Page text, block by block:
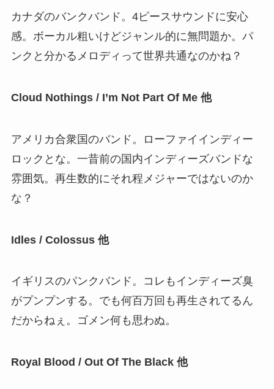
カナダのバンクバンド。4ピースサウンドに安心
感。ボーカル粗いけどジャンル的に無問題か。パ
ンクと分かるメロディって世界共通なのかね？
Cloud Nothings / I’m Not Part Of Me 他
アメリカ合衆国のバンド。ローファイインディー
ロックとな。一昔前の国内インディーズバンドな
雰囲気。再生数的にそれ程メジャーではないのか
な？
Idles / Colossus 他
イギリスのパンクバンド。コレもインディーズ臭
がプンプンする。でも何百万回も再生されてるん
だからねぇ。ゴメン何も思わぬ。
Royal Blood / Out Of The Black 他